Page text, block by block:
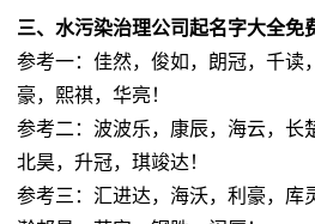
三、水污染治理公司起名字大全免
参考一：佳然，俊如，朗冠，千读
豪，熙祺，华亮！
参考二：波波乐，康辰，海云，长
北昊，升冠，琪竣达！
参考三：汇进达，海沃，利豪，库